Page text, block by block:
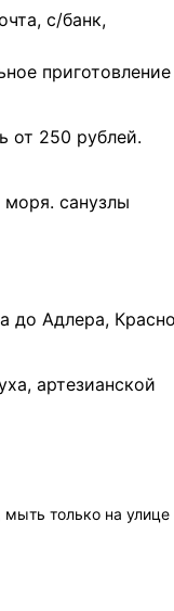
с/банк,
приготовление
от 250 рублей.
санузлы
до Адлера,
артезианской
только на улице